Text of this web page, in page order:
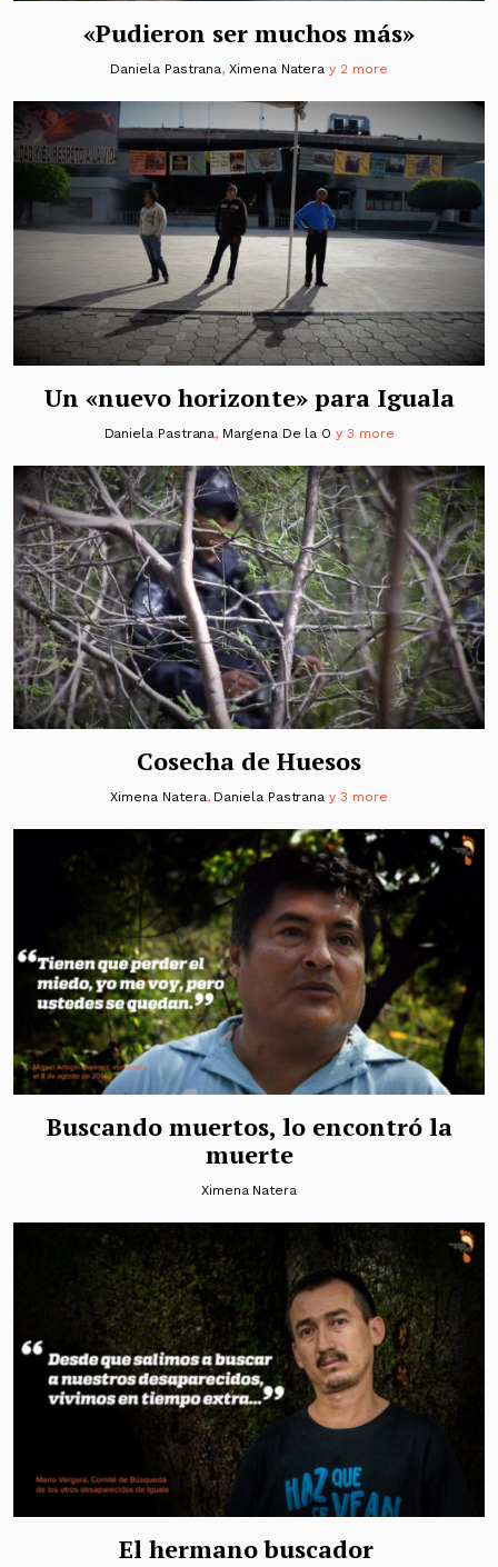
«Pudieron ser muchos más»
Daniela Pastrana,Ximena Natera y 2 more
Un «nuevo horizonte» para Iguala
Daniela Pastrana, Margena De la O y 3 more
Cosecha de Huesos
Ximena Natera, Daniela Pastrana y 3 more
Buscando muertos, lo encontró la
muerte
Ximena Natera
El hermano buscador